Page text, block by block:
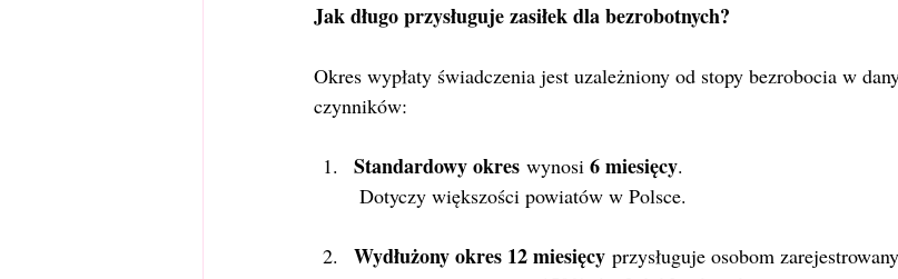
Jak długo przysługuje zasiłek dla bezrobotnych?
Okres wypłaty świadczenia jest uzależniony od stopy bezrobocia w
czynników:
Standardowy okres wynosi 6 miesięcy.
Dotyczy większości powiatów w Polsce.
Wydłużony okres 12 miesięcy przysługuje osobom